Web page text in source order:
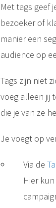
Met tags geef
bezoeker of
manier een
audience op
Tags zijn niet
voeg alleen jij
die je van ze
Je voegt op
Via de
Hier